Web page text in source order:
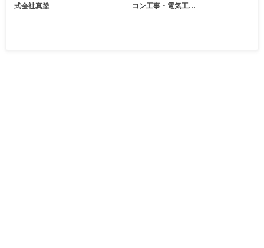
式会社真塗
コン工事・電気工…